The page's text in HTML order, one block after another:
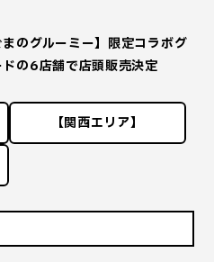
のグルーミー】限定コラボグ
の6店舗で店頭販売決定
【関西エリア】